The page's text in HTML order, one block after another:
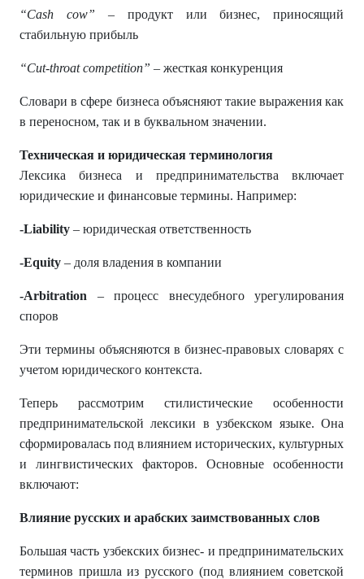
“Cash cow” – продукт или бизнес, приносящий
стабильную прибыль
“Cut-throat competition” – жесткая конкуренция
Словари в сфере бизнеса объясняют такие выражения как
в переносном, так и в буквальном значении.
Техническая и юридическая терминология
Лексика бизнеса и предпринимательства включает
юридические и финансовые термины. Например:
-Liability – юридическая ответственность
-Equity – доля владения в компании
-Arbitration – процесс внесудебного урегулирования
споров
Эти термины объясняются в бизнес-правовых словарях с
учетом юридического контекста.
Теперь рассмотрим стилистические особенности
предпринимательской лексики в узбекском языке. Она
сформировалась под влиянием исторических, культурных
и лингвистических факторов. Основные особенности
включают:
Влияние русских и арабских заимствованных слов
Большая часть узбекских бизнес- и предпринимательских
терминов пришла из русского (под влиянием советской